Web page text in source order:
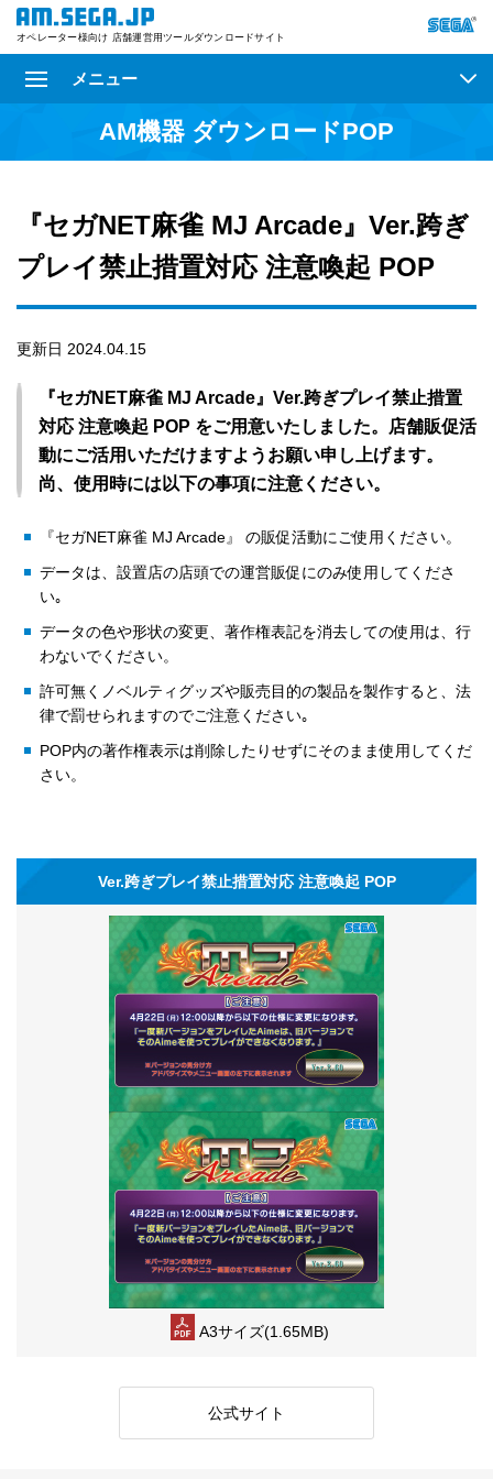
オペレーター様向け 店舗運営用ツールダウンロードサイト
メニュー
AM機器 ダウンロードPOP
『セガNET麻雀 MJ Arcade』Ver.跨ぎ
プレイ禁止措置対応 注意喚起 POP
更新日 2024.04.15
『セガNET麻雀 MJ Arcade』Ver.跨ぎプレイ禁止措置
対応 注意喚起 POP をご用意いたしました。店舗販促活
動にご活用いただけますようお願い申し上げます。
尚、使用時には以下の事項に注意ください。
『セガNET麻雀 MJ Arcade』 の販促活動にご使用ください。
データは、設置店の店頭での運営販促にのみ使用してくださ
い｡
データの色や形状の変更、著作権表記を消去しての使用は、行
わないでください。
許可無くノベルティグッズや販売目的の製品を製作すると、法
律で罰せられますのでご注意ください｡
POP内の著作権表示は削除したりせずにそのまま使用してくだ
さい。
Ver.跨ぎプレイ禁止措置対応 注意喚起 POP
A3サイズ(1.65MB)
公式サイト